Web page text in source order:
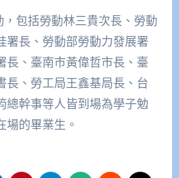
包括勞動林三貴次長、勞動
署長、勞動部勞動力發展署
長、臺南市黃偉哲市長、臺
長、勞工局王鑫基局長、台
總幹事等人皆到場為學子勉
場的畢業生。